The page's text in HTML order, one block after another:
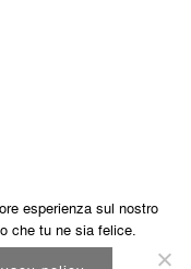
esperienza sul nostro
che tu ne sia felice.